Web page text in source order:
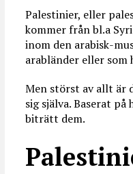
Palestinier, eller
kommer från bl.a
inom den arabisk-
arabländer eller som
Men störst av allt är
sig själva. Baserat
biträtt dem.